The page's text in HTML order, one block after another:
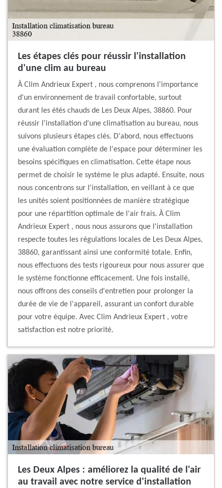
Les étapes clés pour réussir l'installation
d'une clim au bureau
À Clim Andrieux Expert , nous comprenons l'importance
d'un environnement de travail confortable, surtout
durant les étés chauds de Les Deux Alpes, 38860. Pour
réussir l'installation d'une climatisation au bureau, nous
suivons plusieurs étapes clés. D'abord, nous effectuons
une évaluation complète de l'espace pour déterminer les
besoins spécifiques en climatisation. Cette étape nous
permet de choisir le système le plus adapté. Ensuite, nous
nous concentrons sur l'installation, en veillant à ce que
les unités soient positionnées de manière stratégique
pour une répartition optimale de l'air frais. À Clim
Andrieux Expert , nous nous assurons que l'installation
respecte toutes les régulations locales de Les Deux Alpes,
38860, garantissant ainsi une conformité totale. Enfin,
nous effectuons des tests rigoureux pour nous assurer que
le système fonctionne efficacement. Une fois installé,
nous offrons des conseils d'entretien pour prolonger la
durée de vie de l'appareil, assurant un confort durable
pour votre équipe. Avec Clim Andrieux Expert , votre
satisfaction est notre priorité.
Les Deux Alpes : améliorez la qualité de l'air
au travail avec notre service d'installation